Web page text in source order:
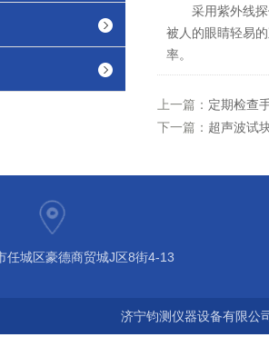
采用紫外线探
被人的眼睛轻易
率。
上一篇： 定期检查
下一篇： 超声波试
任城区豪德商贸城J区8街4-13
济宁钧测仪器设备有限